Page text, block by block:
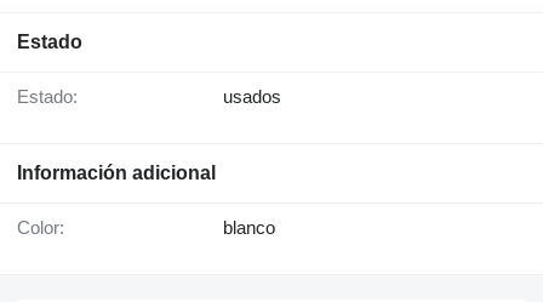
Estado
Estado: usados
Información adicional
Color: blanco